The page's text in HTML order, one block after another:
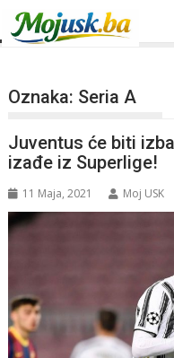
Oznaka: Seria A
Juventus će biti
izađe iz Superlige!
11 Maja, 2021 Moj USK